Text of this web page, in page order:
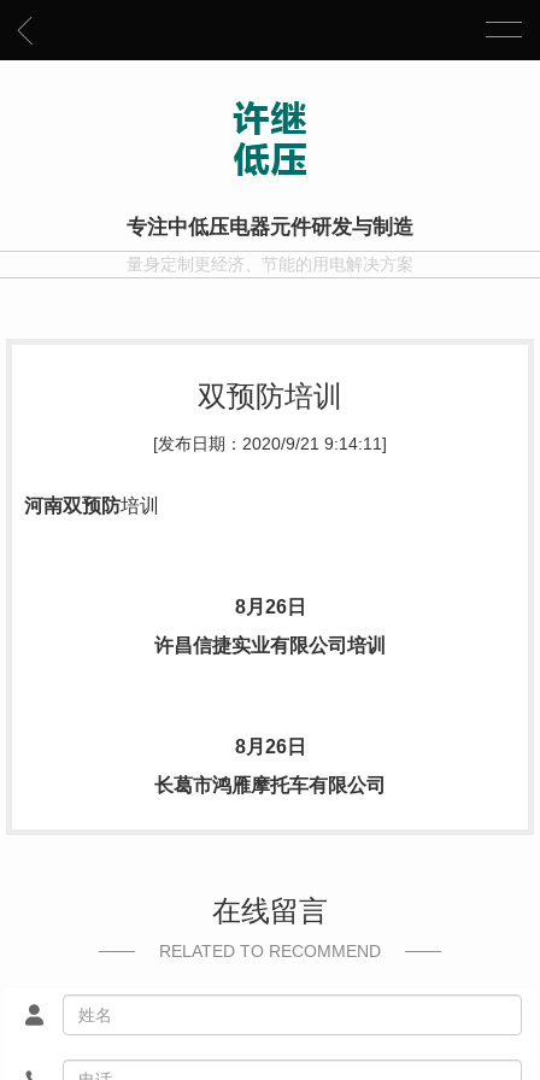
专注中低压电器元件研发与制造
量身定制更经济、节能的用电解决方案
双预防培训
[发布日期：2020/9/21 9:14:11]
河南双预防培训
8月26日
许昌信捷实业有限公司培训
8月26日
长葛市鸿雁摩托车有限公司
在线留言
RELATED TO RECOMMEND